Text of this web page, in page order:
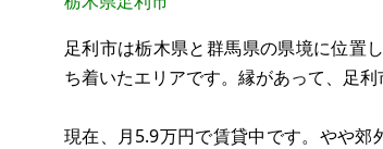
希望価格：900万円
管理費・修繕積立金：合計20,770円
※現状有姿、およ
足利市は栃木県と群馬県の県境に位置
ち着いたエリアです。縁があって、足利
現在、月5.9万円で賃貸中です。やや